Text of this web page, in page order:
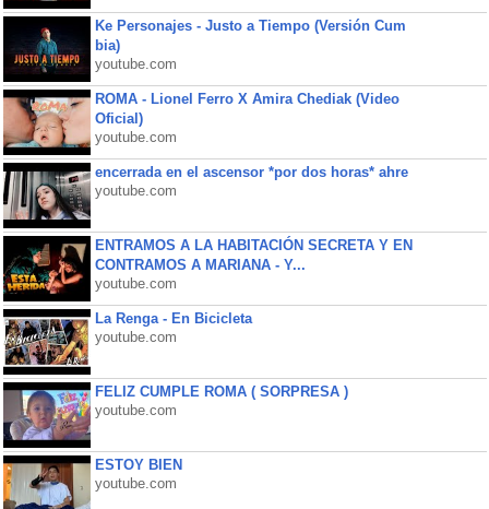
Ke Personajes - Justo a Tiempo (Versión Cum
bia)
youtube.com
ROMA - Lionel Ferro X Amira Chediak (Video
Oficial)
youtube.com
encerrada en el ascensor *por dos horas* ahre
youtube.com
ENTRAMOS A LA HABITACIÓN SECRETA Y EN
CONTRAMOS A MARIANA - Y...
youtube.com
La Renga - En Bicicleta
youtube.com
FELIZ CUMPLE ROMA ( SORPRESA )
youtube.com
ESTOY BIEN
youtube.com